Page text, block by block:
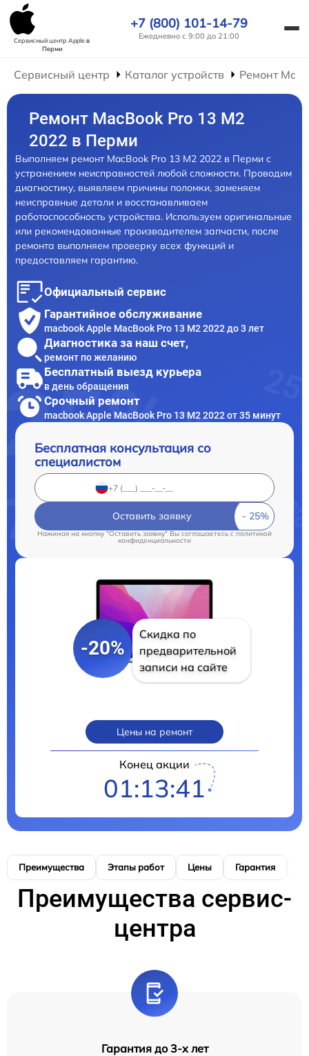
Сервисный центр Appleв
Перми
+7 (800) 101-14-79
Ежедневно с 9:00 до 21:00
Сервисный центр Каталог устройств Ремонт
Ремонт MacBook Pro 13 M2
2022 в Перми
Выполняем ремонт MacBook Pro 13 M2 2022 в Перми с
устранением неисправностей любой сложности. Проводим
диагностику, выявляем причины поломки, заменяем
неисправные детали и восстанавливаем
работоспособность устройства. Используем оригинальные
или рекомендованные производителем запчасти, после
ремонта выполняем проверку всех функций и
предоставляем гарантию.
Официальный сервис
Гарантийное обслуживание
macbook Apple MacBook Pro 13 M2 2022 до 3 лет
Диагностика за наш счет,
ремонт по желанию
Бесплатный выезд курьера
в день обращения
Срочный ремонт
macbook Apple MacBook Pro 13 M2 2022 от 35 минут
Бесплатная консультация со
специалистом
Оставить заявку
Нажимая на кнопку "Оставить заявку" Вы соглашаетесь cполитикой
конфиденциальности
-20%
Скидка по
предварительной
записи на сайте
Цены на ремонт
Конец акции
01:13:40
Преимущества Этапы работ Цены Гарантия
Преимущества сервис-
центра
Гарантия до 3-х лет